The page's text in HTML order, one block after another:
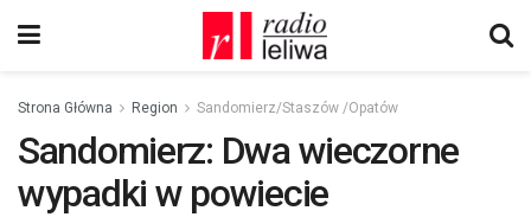
Strona Główna Region Sandomierz/Staszów /Opatów
Sandomierz: Dwa wieczorne
wypadki w powiecie